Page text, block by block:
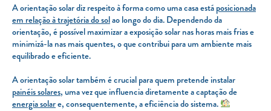
A orientação solar diz respeito à forma como uma casa estáposicionada
em relação à trajetória do solao longo do dia. Dependendo da
orientação, é possível maximizar a exposição solar nas horas mais frias e
minimizá-la nas mais quentes, o que contribui para um ambiente mais
equilibrado e eficiente.
A orientação solar também é crucial para quem pretende instalar
painéis solares, uma vez que influencia diretamente a captação de
energia solare, consequentemente, a eficiência do sistema.